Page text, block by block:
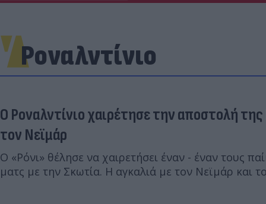
Ροναλντίνιο
Ο Ροναλντίνιο χαιρέτησε την αποστολή
τον Νεϊμάρ
Ο «Ρόνι» θέλησε να χαιρετήσει έναν - έναν τους
ματς με την Σκωτία. Η αγκαλιά με τον Νεϊμάρ και